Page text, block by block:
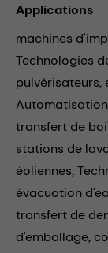
Applications
machines
Technologies
pulvérisateurs,
transfert de
stations de
éoliennes,
évacuation
transfert de
d'emballage,